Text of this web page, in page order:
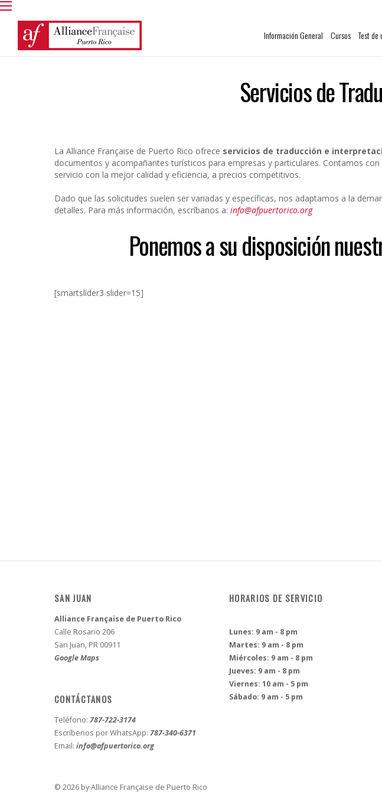
Información General Cursos Test de
Servicios de
La Alliance Française de Puerto Rico ofrece servicios de traducción e
documentos y acompañantes turísticos para empresas y particulares. Contamos
servicio con la mejor calidad y eficiencia, a precios competitivos.
Dado que las solicitudes suelen ser variadas y específicas, nos adaptamos a la
detalles. Para más información, escríbanos a: info@afpuertorico.org
Ponemos a su disposición
[smartslider3 slider=15]
SAN JUAN
Alliance Française de Puerto Rico
Calle Rosario 206
San Juan, PR 00911
Google Maps
CONTÁCTANOS
Teléfono:787-722-3174
Escríbenos por WhatsApp:787-340-6371
Email:info@afpuertorico.org
© 2026 by Alliance Française de Puerto Rico
HORARIOS DE SERVICIO
Lunes: 9 am - 8 pm
Martes: 9 am - 8 pm
Miércoles: 9 am - 8 pm
Jueves: 9 am - 8 pm
Viernes: 10 am - 5 pm
Sábado: 9 am - 5 pm